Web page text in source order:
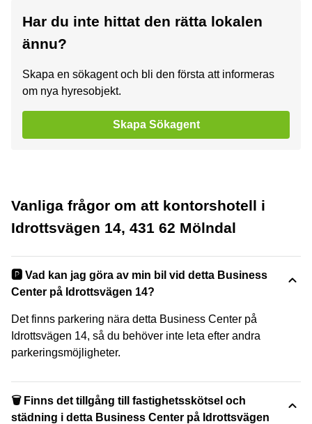
Har du inte hittat den rätta lokalen
ännu?
Skapa en sökagent och bli den första att informeras
om nya hyresobjekt.
Skapa Sökagent
Vanliga frågor om att kontorshotell i
Idrottsvägen 14, 431 62 Mölndal
🅿️ Vad kan jag göra av min bil vid detta Business
Center på Idrottsvägen 14?
Det finns parkering nära detta Business Center på
Idrottsvägen 14, så du behöver inte leta efter andra
parkeringsmöjligheter.
🗑 Finns det tillgång till fastighetsskötsel och
städning i detta Business Center på Idrottsvägen